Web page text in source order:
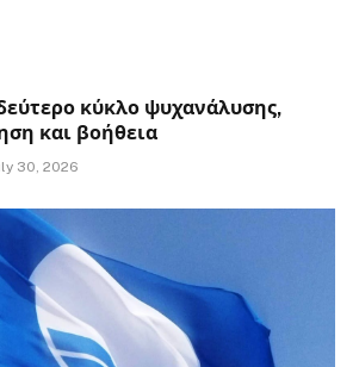
κύκλο ψυχανάλυσης,
και βοήθεια
30, 2026